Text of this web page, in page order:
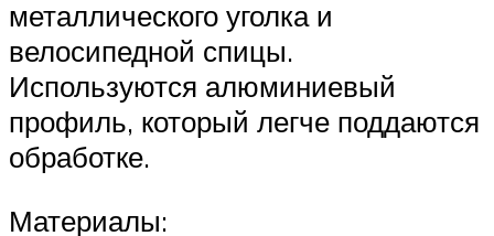
металлического уголка и
велосипедной спицы.
Используются алюминиевый
профиль, который легче поддаются
обработке.
Материалы: